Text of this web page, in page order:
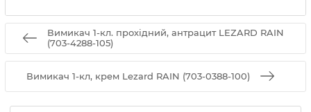
Вимикач 1-кл. прохідний, антрацит LEZARD RAIN
(703-4288-105)
Вимикач 1-кл, крем Lezard RAIN (703-0388-100)